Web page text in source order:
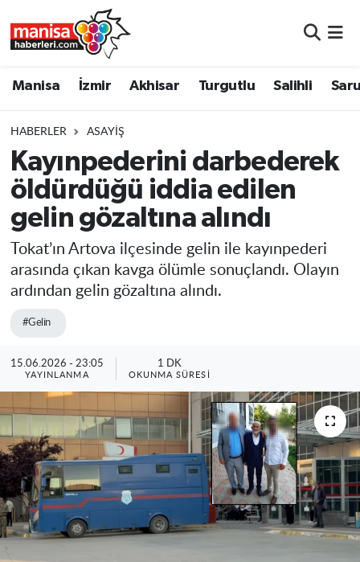
Manisa İzmir Akhisar Turgutlu Salihli
HABERLER ASAYIŞ
Kayınpederini darbederek
öldürdüğü iddia edilen
gelin gözaltına alındı
Tokat’ın Artova ilçesinde gelin ile kayınpederi
arasında çıkan kavga ölümle sonuçlandı. Olayın
ardından gelin gözaltına alındı.
#Gelin
15.06.2026 - 23:05
YAYINLANMA
1 DK
OKUNMA SÜRESI
Turgutlu
Salihli
Saruhanlı
Manisa Nöbetçi Eczaneler
Manisa Trafik Yoğunluk Haritası
Süper Lig Puan Durumu ve Fikstür
Tüm Manşetler